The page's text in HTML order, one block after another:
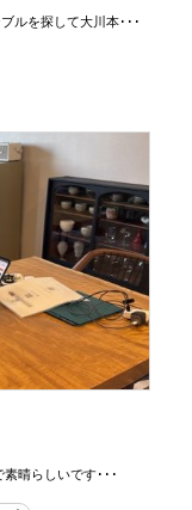
ルを探して大川本･･･
晴らしいです･･･